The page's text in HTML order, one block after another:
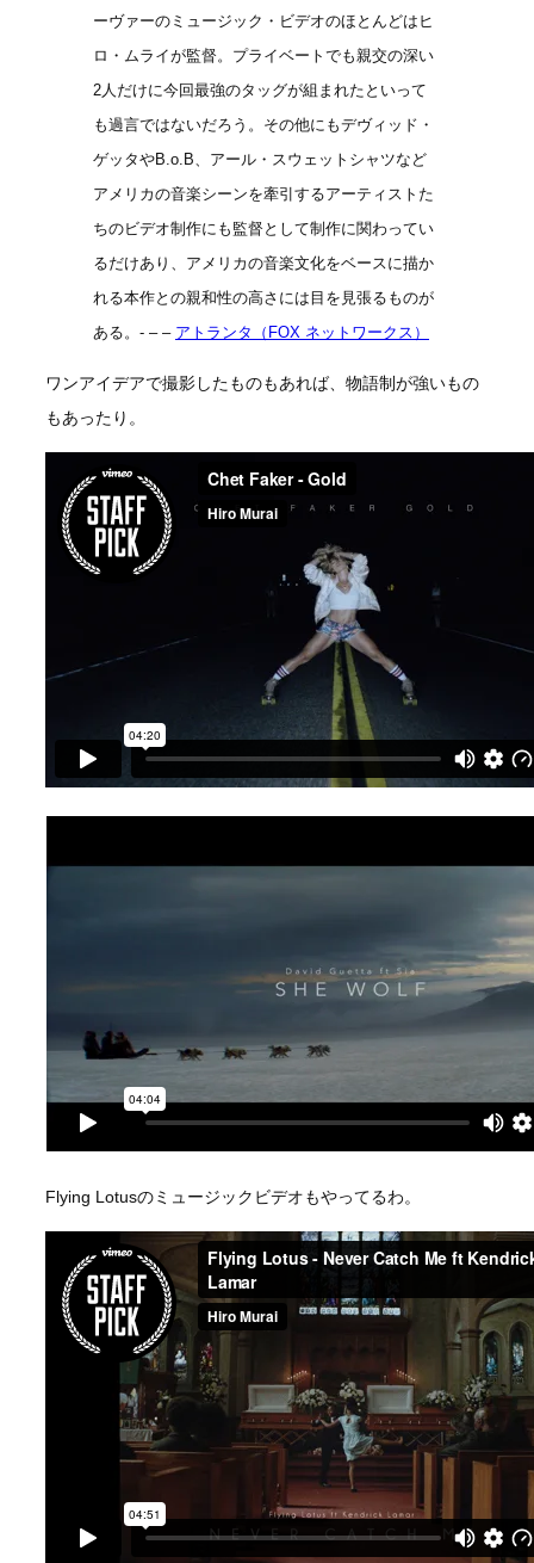
ーヴァーのミュージック・ビデオのほとんどはヒ
ロ・ムライが監督。プライベートでも親交の深い
2人だけに今回最強のタッグが組まれたといって
も過言ではないだろう。その他にもデヴィッド・
ゲッタやB.o.B、アール・スウェットシャツなど
アメリカの音楽シーンを牽引するアーティストた
ちのビデオ制作にも監督として制作に関わってい
るだけあり、アメリカの音楽文化をベースに描か
れる本作との親和性の高さには目を見張るものが
ある。- – – アトランタ（FOX ネットワークス）
ワンアイデアで撮影したものもあれば、物語制が強いもの
もあったり。
Flying Lotusのミュージックビデオもやってるわ。